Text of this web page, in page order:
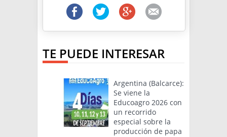
TE PUEDE INTERESAR
Argentina (Balcarce):
Se viene la
Educoagro 2026 con
un recorrido
especial sobre la
producción de papa